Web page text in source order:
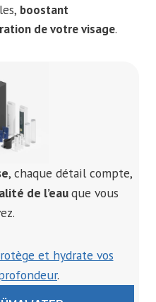
boostant
de votre visage.
, chaque détail compte,
de l’eauque vous
et hydrate vos
.